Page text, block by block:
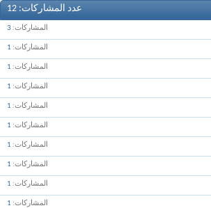
عدد المشاركات 12
المشاركات 3
المشاركات 1
المشاركات 1
المشاركات 1
المشاركات 1
المشاركات 1
المشاركات 1
المشاركات 1
المشاركات 1
المشاركات 1